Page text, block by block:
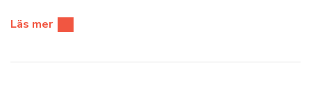
Läs mer